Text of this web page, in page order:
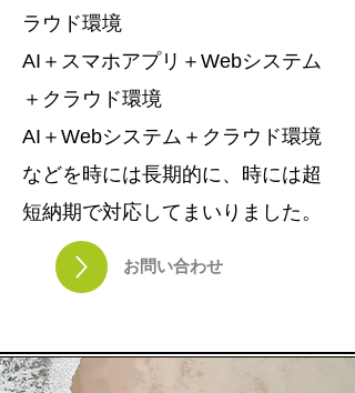
ラウド環境
AI＋スマホアプリ＋Webシステム
＋クラウド環境
AI＋Webシステム＋クラウド環境
などを時には長期的に、時には超
短納期で対応してまいりました。
お問い合わせ